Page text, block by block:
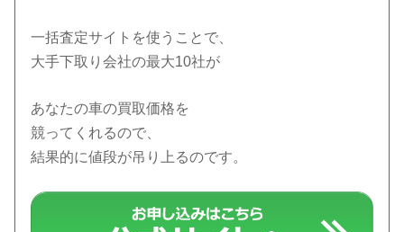
一括査定サイトを使うことで、
大手下取り会社の最大10社が
あなたの車の買取価格を
競ってくれるので、
結果的に値段が吊り上るのです。